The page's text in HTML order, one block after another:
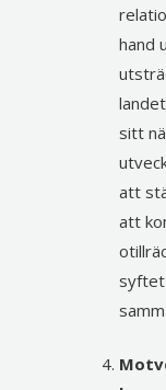
hand
sitt
att
att
syftet